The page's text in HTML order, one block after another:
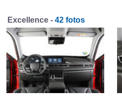
Excellence - 42 fotos